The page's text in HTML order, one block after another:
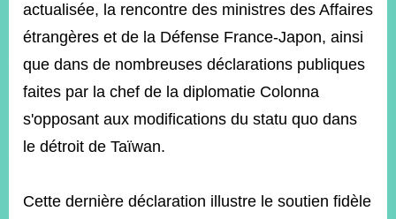
actualisée, la rencontre des ministres des Affaires
étrangères et de la Défense France-Japon, ainsi
que dans de nombreuses déclarations publiques
faites par la chef de la diplomatie Colonna
s'opposant aux modifications du statu quo dans
le détroit de Taïwan.
Cette dernière déclaration illustre le soutien fidèle